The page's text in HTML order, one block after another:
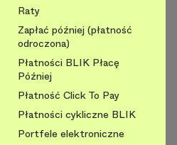
Raty
Zapłać później (płatność
odroczona)
Płatności BLIK Płacę
Później
Płatność Click To Pay
Płatności cykliczne BLIK
Portfele elektroniczne